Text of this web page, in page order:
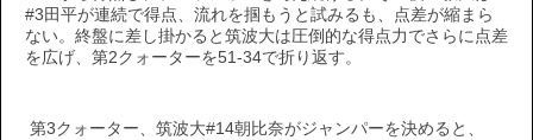
#3田平が連続で得点、流れを掴もうと試みるも、点差が縮まら
ない。終盤に差し掛かると筑波大は圧倒的な得点力でさらに点差
を広げ、第2クォーターを51-34で折り返す。
第3クォーター、筑波大#14朝比奈がジャンパーを決めると、